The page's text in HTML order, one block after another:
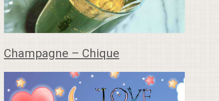
Champagne – Chique